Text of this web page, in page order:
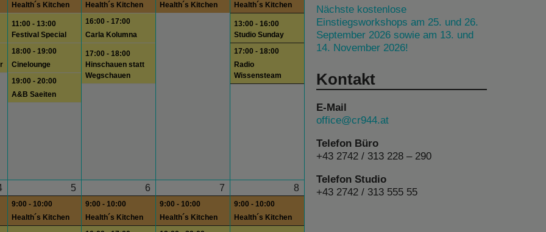
Health´s Kitchen
11:00 - 13:00
Festival Special
18:00 - 19:00
Cinelounge
19:00 - 20:00
A&B Saeiten
Health´s Kitchen
16:00 - 17:00
Carla Kolumna
17:00 - 18:00
Hinschauen statt
Wegschauen
Health´s Kitchen
Health´s Kitchen
13:00 - 16:00
Studio Sunday
17:00 - 18:00
Radio
Wissensteam
5
9:00 - 10:00
Health´s Kitchen
6
9:00 - 10:00
Health´s Kitchen
7
9:00 - 10:00
Health´s Kitchen
8
9:00 - 10:00
Health´s Kitchen
Nächste kostenlose
Einstiegsworkshops am 25. und 26.
September 2026 sowie am 13. und
14. November 2026!
Kontakt
E-Mail
office@cr944.at
Telefon Büro
+43 2742 / 313 228 – 290
Telefon Studio
+43 2742 / 313 555 55